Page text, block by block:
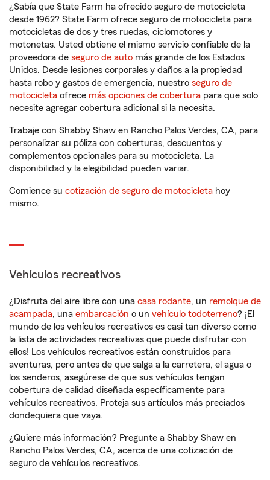
¿Sabía que State Farm ha ofrecido seguro de motocicleta
desde 1962? State Farm ofrece seguro de motocicleta para
motocicletas de dos y tres ruedas, ciclomotores y
motonetas. Usted obtiene el mismo servicio confiable de la
proveedora de seguro de auto más grande de los Estados
Unidos. Desde lesiones corporales y daños a la propiedad
hasta robo y gastos de emergencia, nuestro seguro de
motocicleta ofrece más opciones de cobertura para que solo
necesite agregar cobertura adicional si la necesita.
Trabaje con Shabby Shaw en Rancho Palos Verdes, CA, para
personalizar su póliza con coberturas, descuentos y
complementos opcionales para su motocicleta. La
disponibilidad y la elegibilidad pueden variar.
Comience su cotización de seguro de motocicleta hoy
mismo.
Vehículos recreativos
¿Disfruta del aire libre con una casa rodante, un remolque de
acampada, una embarcación o un vehículo todoterreno? ¡El
mundo de los vehículos recreativos es casi tan diverso como
la lista de actividades recreativas que puede disfrutar con
ellos! Los vehículos recreativos están construidos para
aventuras, pero antes de que salga a la carretera, el agua o
los senderos, asegúrese de que sus vehículos tengan
cobertura de calidad diseñada específicamente para
vehículos recreativos. Proteja sus artículos más preciados
dondequiera que vaya.
¿Quiere más información? Pregunte a Shabby Shaw en
Rancho Palos Verdes, CA, acerca de una cotización de
seguro de vehículos recreativos.